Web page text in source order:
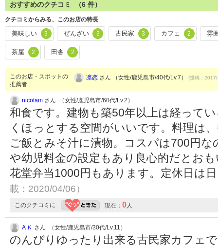
おすすめのクチコミ （6 件）
クチコミからみる、このお店の特長
美味しい 3 ぜんざい 3 古民家 3 カフェ 2 雰
茶屋 2 田舎 2
このお店・スポットの
推薦者
凛恋 さん （女性/鹿児島市/40代/Lv.7） (投稿：
nicotam さん （女性/鹿児島市/60代/Lv.2）
和食です。建物も築50年以上は経って
くほっとする空間がいいです。料理は
ご飯とみそ汁に漬物。コスパは700円
や幼児料金の設定もあり良心的だとお
花堂弁当1000円もあります。定休日は
載：2020/04/06）
このクチコミに 現在： 0人
A Ｋ さん （女性/鹿児島市/30代/Lv.11）
のんびりゆったり出来る古民家カフェ